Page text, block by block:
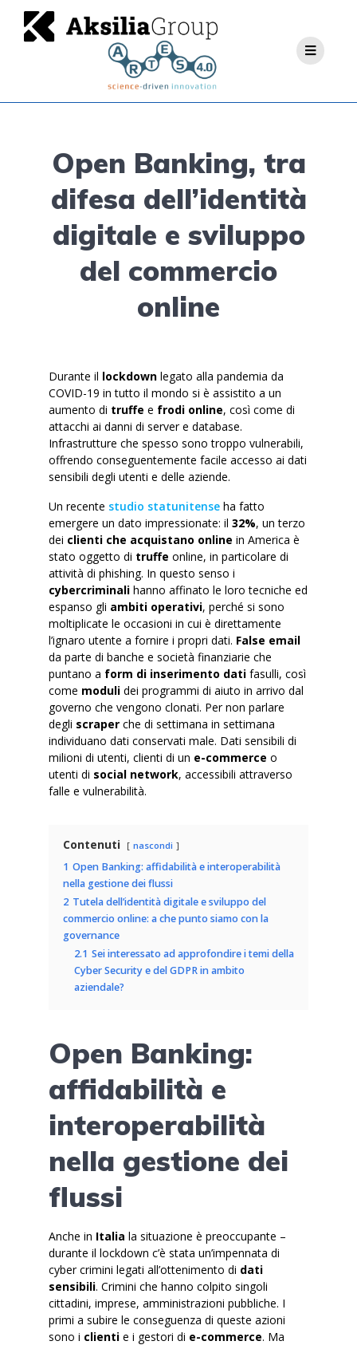
Open Banking, tra
difesa dell’identità
digitale e sviluppo
del commercio
online
Durante il lockdown legato alla pandemia da
COVID-19 in tutto il mondo si è assistito a un
aumento di truffe e frodi online, così come di
attacchi ai danni di server e database.
Infrastrutture che spesso sono troppo vulnerabili,
offrendo conseguentemente facile accesso ai dati
sensibili degli utenti e delle aziende.
Un recente studio statunitense ha fatto
emergere un dato impressionate: il 32%, un terzo
dei clienti che acquistano online in America è
stato oggetto di truffe online, in particolare di
attività di phishing. In questo senso i
cybercriminali hanno affinato le loro tecniche ed
espanso gli ambiti operativi, perché si sono
moltiplicate le occasioni in cui è direttamente
l’ignaro utente a fornire i propri dati. False email
da parte di banche e società finanziarie che
puntano a form di inserimento dati fasulli, così
come moduli dei programmi di aiuto in arrivo dal
governo che vengono clonati. Per non parlare
degli scraper che di settimana in settimana
individuano dati conservati male. Dati sensibili di
milioni di utenti, clienti di un e-commerce o
utenti di social network, accessibili attraverso
falle e vulnerabilità.
Contenuti nascondi
1 Open Banking: affidabilità e interoperabilità
nella gestione dei flussi
2 Tutela dell’identità digitale e sviluppo del
commercio online: a che punto siamo con la
governance
2.1 Sei interessato ad approfondire i temi della
Cyber Security e del GDPR in ambito
aziendale?
Open Banking:
affidabilità e
interoperabilità
nella gestione dei
flussi
Anche in Italia la situazione è preoccupante –
durante il lockdown c’è stata un’impennata di
cyber crimini legati all’ottenimento di dati
sensibili. Crimini che hanno colpito singoli
cittadini, imprese, amministrazioni pubbliche. I
primi a subire le conseguenza di queste azioni
sono i clienti e i gestori di e-commerce. Ma